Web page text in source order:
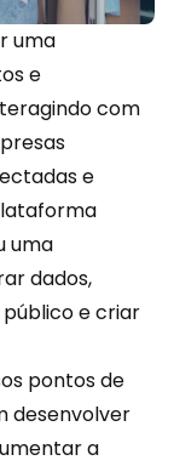
uma
e
com
e
uma
dados,
e criar
pontos de
desenvolver
a